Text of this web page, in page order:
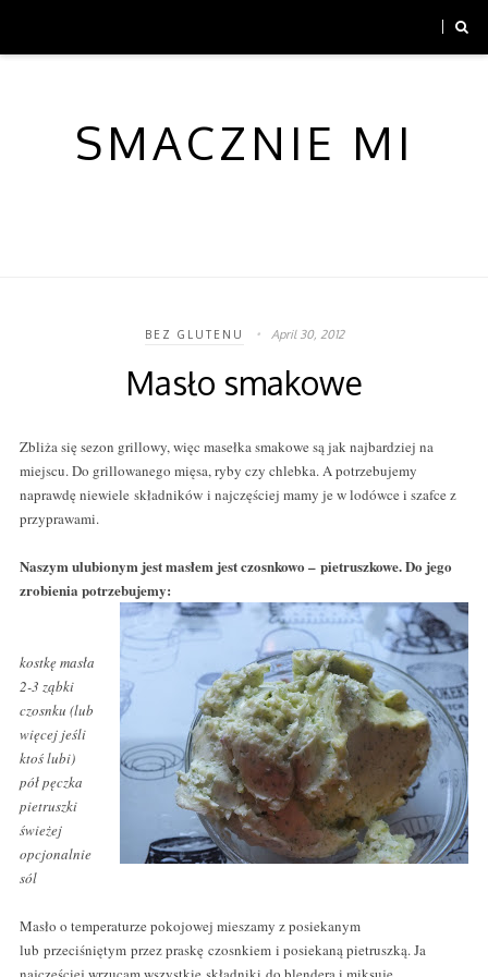
SMACZNIE MI
BEZ GLUTENU April 30, 2012
Masło smakowe
Zbliża się sezon grillowy, więc masełka smakowe są jak najbardziej na
miejscu. Do grillowanego mięsa, ryby czy chlebka. A potrzebujemy
naprawdę niewiele składników i najczęściej mamy je w lodówce i szafce z
przyprawami.
Naszym ulubionym jest masłem jest czosnkowo – pietruszkowe. Do jego
zrobienia potrzebujemy:
kostkę masła
2-3 ząbki
czosnku (lub
więcej jeśli
ktoś lubi)
pół pęczka
pietruszki
świeżej
opcjonalnie
sól
Masło o temperaturze pokojowej mieszamy z posiekanym
lub przeciśniętym przez praskę czosnkiem i posiekaną pietruszką. Ja